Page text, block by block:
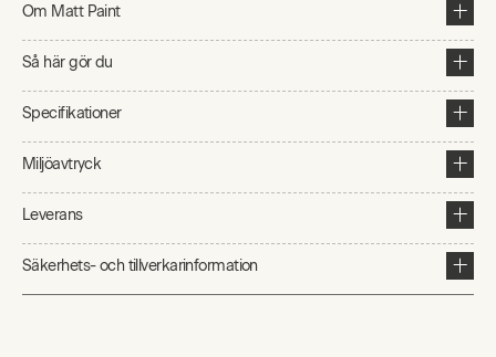
Om Matt Paint
Så här gör du
Specifikationer
Miljöavtryck
Leverans
Säkerhets- och tillverkarinformation